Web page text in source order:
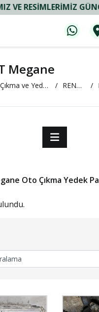
GÜNCELDIR.
Megane
Oto Çıkma ve Yedek Parça RENAULT
Oto Çıkma Yedek